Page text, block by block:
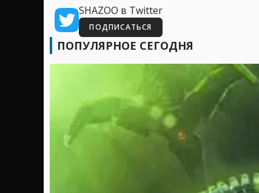
SHAZOO в Twitter
ПОДПИСАТЬСЯ
ПОПУЛЯРНОЕ СЕГОДНЯ